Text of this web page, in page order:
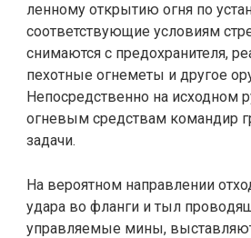
ленному открытию огня по
соответствующие услови­ям
снимаются с предохранителя,
пехотные огнеметы и другое
Непосредственно на исходном
огневым средствам ко­мандир
задачи.
На вероятном направлении
удара во фланги и тыл
управляемые мины,